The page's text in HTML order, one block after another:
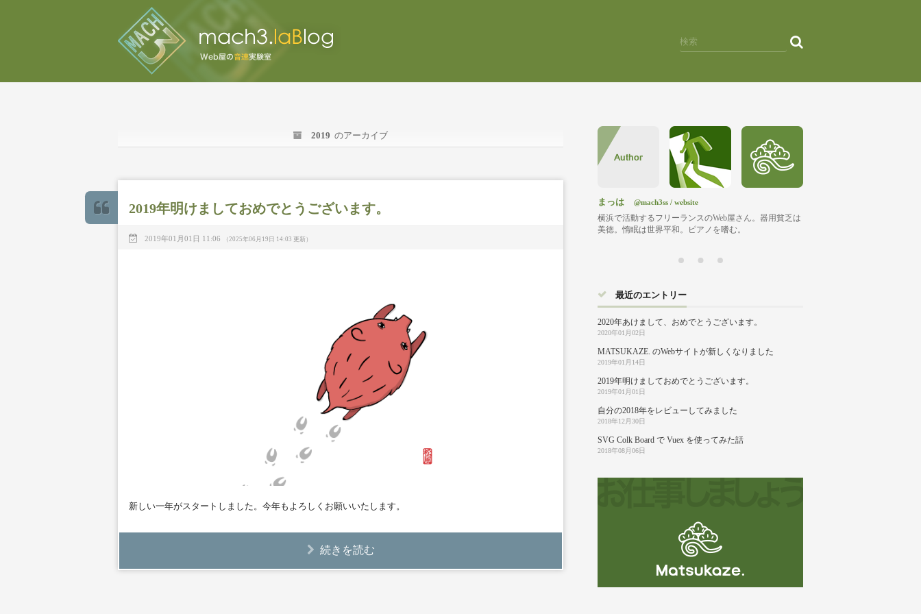
2019 のアーカイブ
2019年明けましておめでとうございます。
2019年01月01日 11:06 （2025年06月19日 14:03 更新）
新しい一年がスタートしました。今年もよろしくお願いいたします。
続きを読む
まっは @mach3ss/ website
横浜で活動するフリーランスのWeb屋さん。器用貧乏は
美徳。惰眠は世界平和。ピアノを嗜む。
最近のエントリー
2020年あけまして、おめでとうございます。
2020年01月02日
MATSUKAZE. のWebサイトが新しくなりました
2019年01月14日
2019年明けましておめでとうございます。
2019年01月01日
自分の2018年をレビューしてみました
2018年12月30日
SVG Colk Board で Vuex を使ってみた話
2018年08月06日